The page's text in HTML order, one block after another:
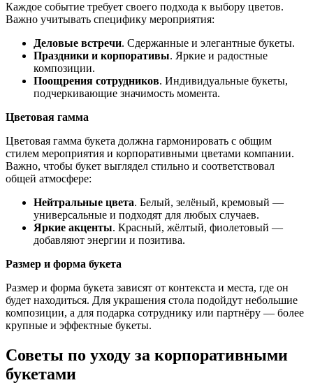
Каждое событие требует своего подхода к выбору цветов.
Важно учитывать специфику мероприятия:
Деловые встречи. Сдержанные и элегантные букеты.
Праздники и корпоративы. Яркие и радостные
композиции.
Поощрения сотрудников. Индивидуальные букеты,
подчеркивающие значимость момента.
Цветовая гамма
Цветовая гамма букета должна гармонировать с общим
стилем мероприятия и корпоративными цветами компании.
Важно, чтобы букет выглядел стильно и соответствовал
общей атмосфере:
Нейтральные цвета. Белый, зелёный, кремовый —
универсальные и подходят для любых случаев.
Яркие акценты. Красный, жёлтый, фиолетовый —
добавляют энергии и позитива.
Размер и форма букета
Размер и форма букета зависят от контекста и места, где он
будет находиться. Для украшения стола подойдут небольшие
композиции, а для подарка сотруднику или партнёру — более
крупные и эффектные букеты.
Советы по уходу за корпоративными
букетами